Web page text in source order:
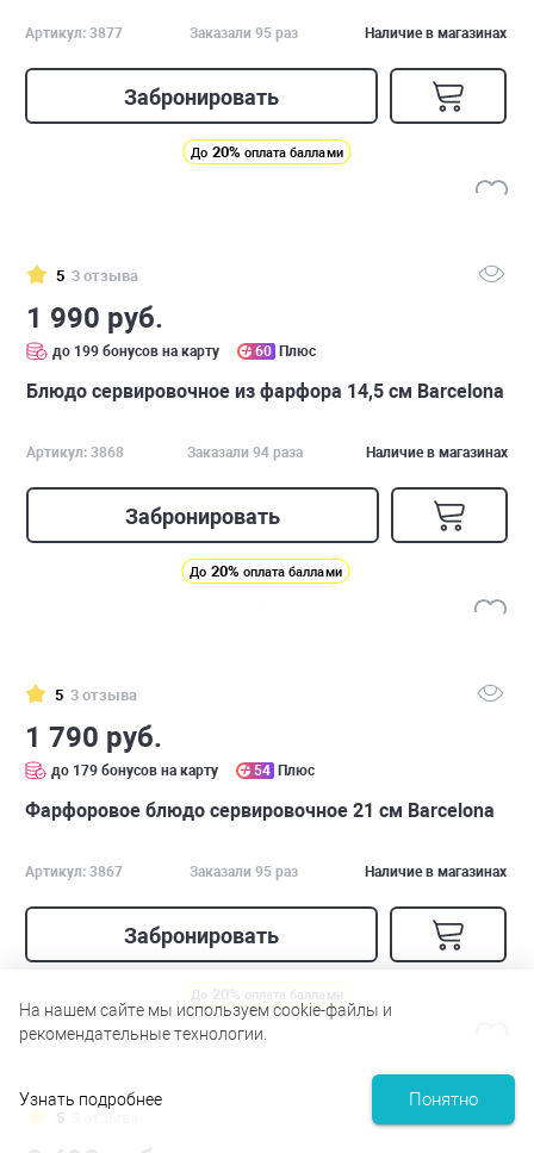
Артикул: 3877 Заказали 95 раз Наличие в магазинах
Забронировать
До 20% оплата баллами
5 3 отзыва
1 990 руб.
до 199 бонусов на карту 60 Плюс
Блюдо сервировочное из фарфора 14,5 см Barcelona
Артикул: 3868 Заказали 94 раза Наличие в магазинах
Забронировать
До 20% оплата баллами
5 3 отзыва
1 790 руб.
до 179 бонусов на карту 54 Плюс
Фарфоровое блюдо сервировочное 21 см Barcelona
Артикул: 3867 Заказали 95 раз Наличие в магазинах
Забронировать
До 20% оплата баллами
5
На нашем сайте мы используем cookie-файлы и
рекомендательные технологии.
Узнать подробнее Понятно